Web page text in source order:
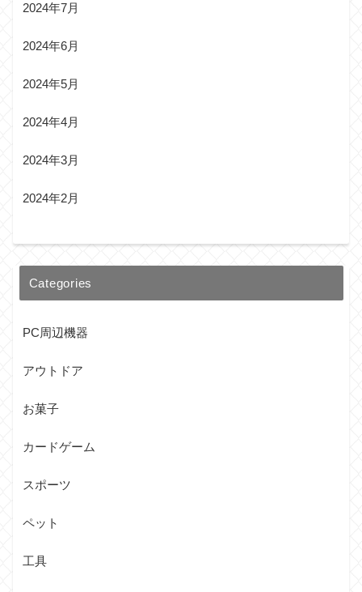
2024年7月
2024年6月
2024年5月
2024年4月
2024年3月
2024年2月
Categories
PC周辺機器
アウトドア
お菓子
カードゲーム
スポーツ
ペット
工具